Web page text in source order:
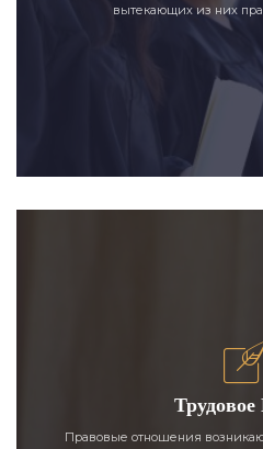
вытекающих из них
Правовые отношения